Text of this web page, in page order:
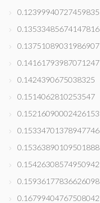
0.12399940727459835
0.13533485674147816
0.13751089031986907
0.14161793987071247
0.1424390675038325
0.1514062810253547
0.15216090002426153
0.15334701378947746
0.15363890109501888
0.15426308574950942
0.15936177836626098
0.16799404767508042